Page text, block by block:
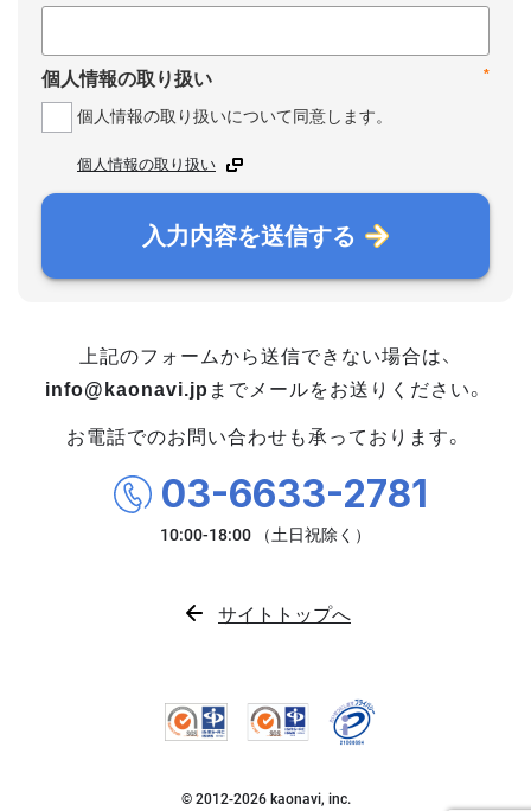
*
個人情報の取り扱い
個人情報の取り扱いについて同意します。
個人情報の取り扱い
入力内容を送信する
上記のフォームから送信できない場合は、
info@kaonavi.jp までメールをお送りください。
お電話でのお問い合わせも承っております。
03-6633-2781
サイトトップへ
© 2012-2026kaonavi, inc.